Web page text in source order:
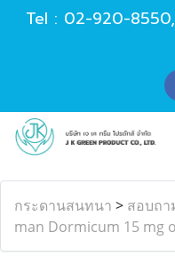
Tel : 02-920-8550,
กระดานสนทนา > สอบถา
man Dormicum 15 mg